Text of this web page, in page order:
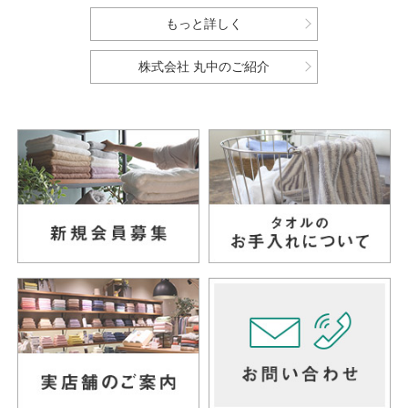
もっと詳しく
株式会社 丸中のご紹介